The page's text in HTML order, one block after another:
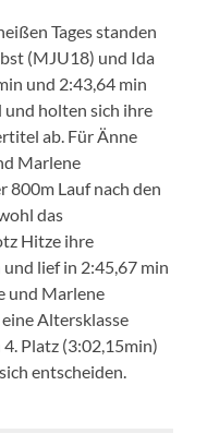
Tages standen
(MJU18) und Ida
und 2:43,64 min
und holten sich ihre
ab. Für Änne
Marlene
800m Lauf nach den
das
Hitze ihre
lief in 2:45,67 min
und Marlene
Altersklasse
Platz (3:02,15min)
entscheiden.